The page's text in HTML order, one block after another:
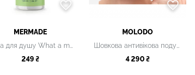
MERMADE
Пінка для душу What a melon, 150 мл
249 ₴
MOLODO
Шовкова антивікова подушка рожева
4 290 ₴